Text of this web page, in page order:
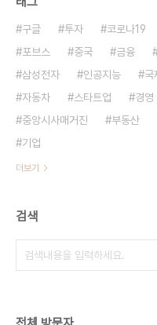
구글 투자 코로나19
포브스
중국 금융
삼성전자
인공지능 국
자동차
스타트업 경영
중앙시사매거진
부동산
기업
더보기
검색